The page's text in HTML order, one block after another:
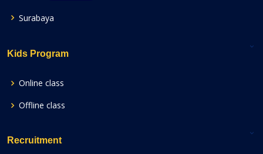
Surabaya
Kids Program
Online class
Offline class
Recruitment